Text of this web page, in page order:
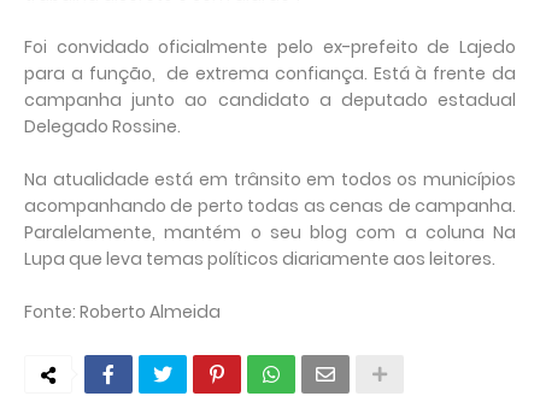
Foi convidado oficialmente pelo ex-prefeito de Lajedo
para a função, de extrema confiança. Está à frente da
campanha junto ao candidato a deputado estadual
Delegado Rossine.
Na atualidade está em trânsito em todos os municípios
acompanhando de perto todas as cenas de campanha.
Paralelamente, mantém o seu blog com a coluna Na
Lupa que leva temas políticos diariamente aos leitores.
Fonte: Roberto Almeida